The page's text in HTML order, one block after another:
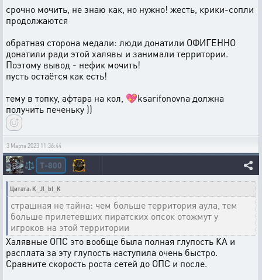
срочно мочить, не знаю как, но нужно! жесть, крики-сопли
продолжаются
обратная сторона медали: люди донатили ОФИГЕННО
донатили ради этой халявы и занимали территории.
Поэтому вывод - нефик мочить!
пусть остаётся как есть!
тему в топку, афтара на кол, 💖ksarifonovna должна
получить печеньку ))
3 Марта 2023 11:36:44
⚖️ T-800
Цитата: K_Jl_bI_K
страшная не тайна: чем больше территория аула, тем
больше прилетевших пиратских опсок отожмут у
игроков на этой территории
Халявные ОПС это вообще была полная глупость КА и
расплата за эту глупость наступила очень быстро.
Сравните скорость роста сетей до ОПС и после.